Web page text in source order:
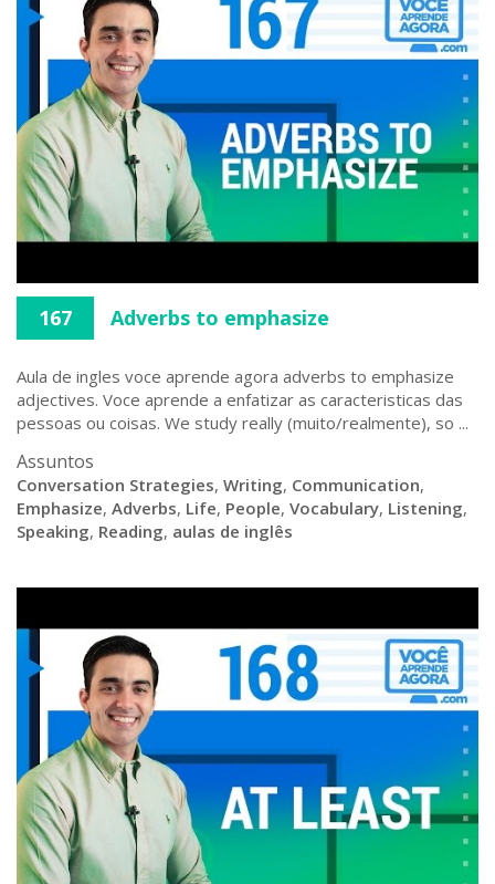
167 Adverbs to emphasize
Aula de ingles voce aprende agora adverbs to emphasize
adjectives. Voce aprende a enfatizar as caracteristicas das
pessoas ou coisas. We study really (muito/realmente), so ...
Assuntos
Conversation Strategies, Writing, Communication,
Emphasize, Adverbs, Life, People, Vocabulary, Listening,
Speaking, Reading, aulas de inglês